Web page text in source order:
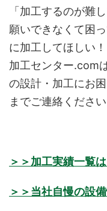
「加工するのが難
願いできなくて困
に加工してほしい
加工センター.com
の設計・加工にお
までご連絡ください
＞＞加工実績一覧
＞＞当社自慢の設